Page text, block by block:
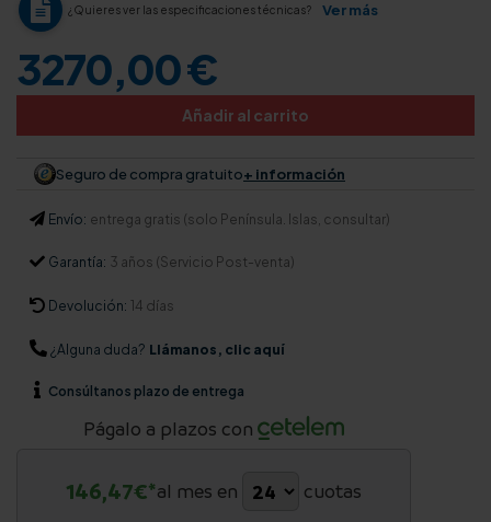
¿Quieres ver las especificaciones técnicas? Ver más
3270,00 €
Añadir al carrito
Seguro de compra gratuito+ información
Envío: entrega gratis (solo Península. Islas, consultar)
Garantía: 3 años (Servicio Post-venta)
Devolución: 14 días
¿Alguna duda? Llámanos, clic aquí
Consúltanos plazo de entrega
Págalo a plazos con
146,47€*al mes en cuotas